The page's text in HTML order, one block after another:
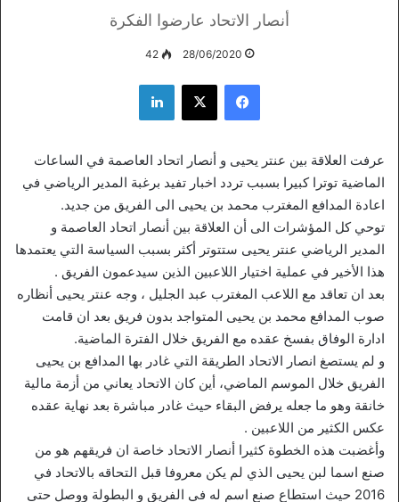
أنصار الاتحاد عارضوا الفكرة
28/06/2020
42
فيسبوك ‫X لينكدإن
عرفت العلاقة بين عنتر يحيى و أنصار اتحاد العاصمة في الساعات
الماضية توترا كبيرا بسبب تردد اخبار تفيد برغبة المدير الرياضي في
اعادة المدافع المغترب محمد بن يحيى الى الفريق من جديد.
توحي كل المؤشرات الى أن العلاقة بين أنصار اتحاد العاصمة و
المدير الرياضي عنتر يحيى ستتوتر أكثر بسبب السياسة التي يعتمدها
هذا الأخير في عملية اختيار اللاعبين الذين سيدعمون الفريق .
بعد ان تعاقد مع اللاعب المغترب عبد الجليل ، وجه عنتر يحيى أنظاره
صوب المدافع محمد بن يحيى المتواجد بدون فريق بعد ان قامت
ادارة الوفاق بفسخ عقده مع الفريق خلال الفترة الماضية.
و لم يستصغ انصار الاتحاد الطريقة التي غادر بها المدافع بن يحيى
الفريق خلال الموسم الماضي، أين كان الاتحاد يعاني من أزمة مالية
خانقة وهو ما جعله يرفض البقاء حيث غادر مباشرة بعد نهاية عقده
عكس الكثير من اللاعبين .
وأغضبت هذه الخطوة كثيرا أنصار الاتحاد خاصة ان فريقهم هو من
صنع اسما لبن يحيى الذي لم يكن معروفا قبل التحاقه بالاتحاد في
2016 حيث استطاع صنع اسم له في الفريق و البطولة ووصل حتى